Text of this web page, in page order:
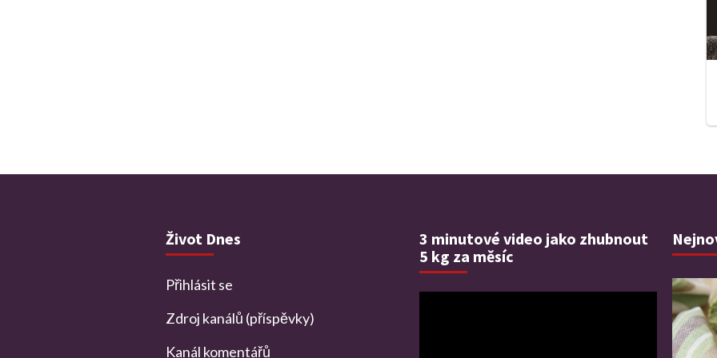
Život Dnes
Přihlásit se
Zdroj kanálů (příspěvky)
Kanál komentářů
3 minutové video jako zhubnout
5 kg za měsíc